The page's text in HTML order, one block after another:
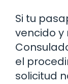
Si tu
vencido y
el
solicitud